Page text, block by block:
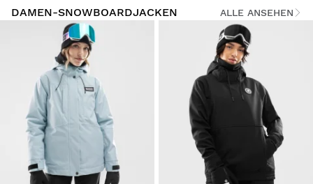
DAMEN-SNOWBOARDJACKEN ALLE ANSEHEN